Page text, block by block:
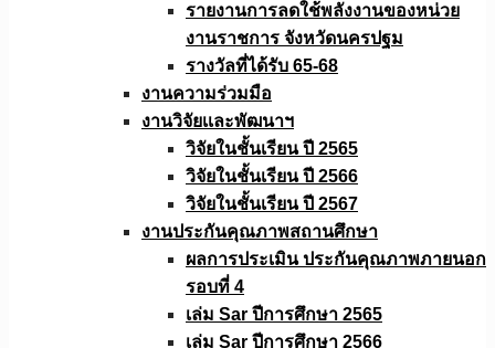
รายงานการลดใช้พลังงานของหน่วย
งานราชการ จังหวัดนครปฐม
รางวัลที่ได้รับ 65-68
งานความร่วมมือ
งานวิจัยเเละพัฒนาฯ
วิจัยในชั้นเรียน ปี 2565
วิจัยในชั้นเรียน ปี 2566
วิจัยในชั้นเรียน ปี 2567
งานประกันคุณภาพสถานศึกษา
ผลการประเมิน ประกันคุณภาพภายนอก
รอบที่ 4
เล่ม Sar ปีการศึกษา 2565
เล่ม Sar ปีการศึกษา 2566